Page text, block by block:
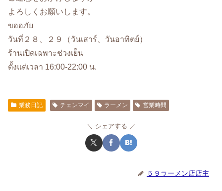
よろしくお願いします。
ขออภัย
วันที่２８、２９（วันเสาร์、วันอาทิตย์）
ร้านเปิดเฉพาะช่วงเย็น
ตั้งแต่เวลา 16:00-22:00 น.
業務日記 チェンマイ ラーメン 営業時間
シェアする
５９ラーメン店店主